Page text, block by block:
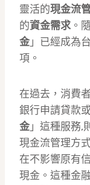
靈活的現金流
的資金需求 。
金」已經成為
項。
在過去，消費
銀行申請貸款
金」這種服務,
現金流管理方
在不影響原有
現金。這種金